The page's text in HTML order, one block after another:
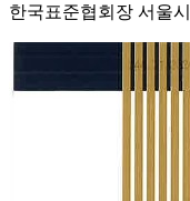
한국표준협회장 서울